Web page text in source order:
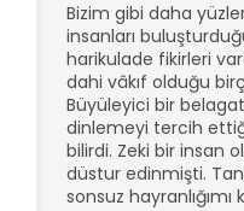
Bizim gibi daha
insanları
harikulade fikirleri
dahi vâkıf olduğu
Büyüleyici bir
dinlemeyi tercih
bilirdi. Zeki bir insan
düstur edinmişti.
sonsuz hayranlığımı